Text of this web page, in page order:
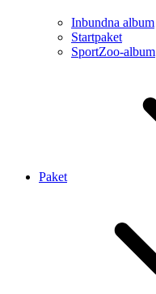
Inbundna album
Startpaket
SportZoo-album
Paket